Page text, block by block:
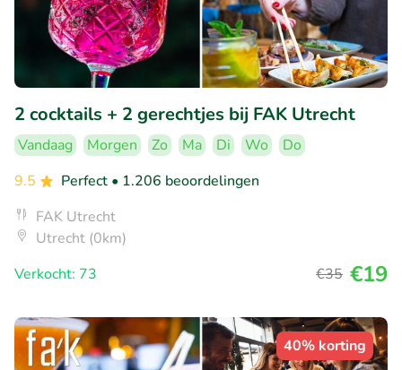
2 cocktails + 2 gerechtjes bij FAK Utrecht
Vandaag Morgen Zo Ma Di Wo
Do
9.5
Perfect • 1.206 beoordelingen
FAK Utrecht
Utrecht (0km)
Verkocht: 73
€35 €19
40% korting